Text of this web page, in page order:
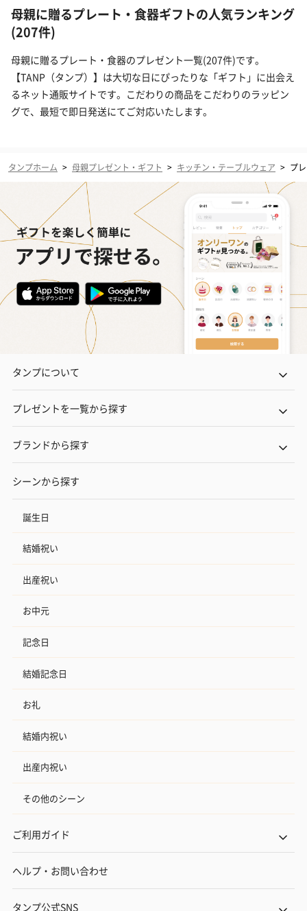
母親に贈るプレート・食器ギフトの人気ランキング
(207件)
母親に贈るプレート・食器のプレゼント一覧(207件)です。
【TANP（タンプ）】は大切な日にぴったりな「ギフト」に出会え
るネット通販サイトです。こだわりの商品をこだわりのラッピン
グで、最短で即日発送にてご対応いたします。
タンプホーム > 母親プレゼント・ギフト > キッチン・テーブルウェア > プ
タンプについて
プレゼントを一覧から探す
ブランドから探す
シーンから探す
誕生日
結婚祝い
出産祝い
お中元
記念日
結婚記念日
お礼
結婚内祝い
出産内祝い
その他のシーン
ご利用ガイド
ヘルプ・お問い合わせ
タンプ公式SNS